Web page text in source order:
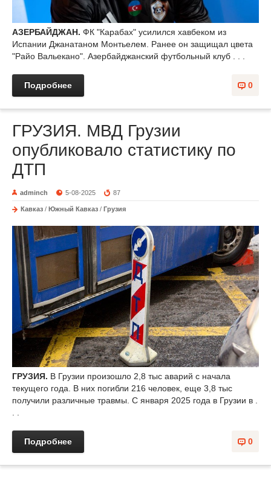
АЗЕРБАЙДЖАН. ФК "Карабах" усилился хавбеком из
Испании Джанатаном Монтьелем. Ранее он защищал цвета
"Райо Вальекано". Азербайджанский футбольный клуб . . .
0
Подробнее
ГРУЗИЯ. МВД Грузии
опубликовало статистику по
ДТП
adminch 5-08-2025 87
Кавказ / Южный Кавказ / Грузия
ГРУЗИЯ. В Грузии произошло 2,8 тыс аварий с начала
текущего года. В них погибли 216 человек, еще 3,8 тыс
получили различные травмы. С января 2025 года в Грузии в .
0
Подробнее